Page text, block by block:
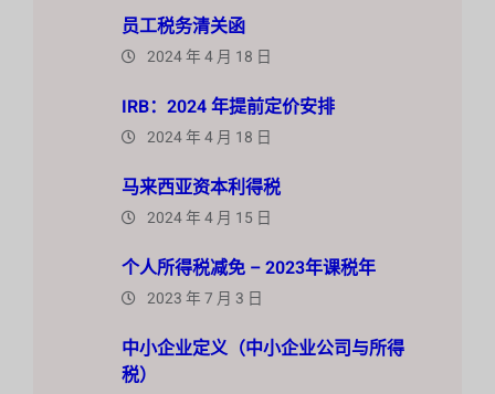
员工税务清关函
2024 年 4 月 18 日
IRB：2024 年提前定价安排
2024 年 4 月 18 日
马来西亚资本利得税
2024 年 4 月 15 日
个人所得税减免 – 2023年课税年
2023 年 7 月 3 日
中小企业定义（中小企业公司与所得
税）